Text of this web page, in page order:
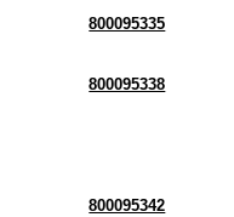
800095335
800095338
800095342